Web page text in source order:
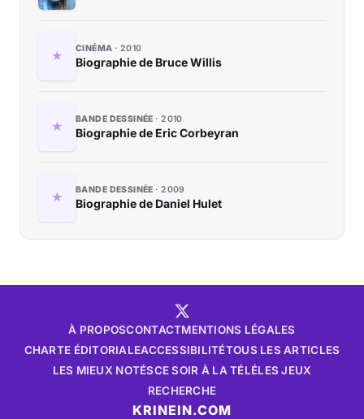
CINÉMA 2010
Biographie de Bruce Willis
BANDE DESSINÉE 2010
Biographie de Eric Corbeyran
BANDE DESSINÉE 2009
Biographie de Daniel Hulet
À PROPOSCONTACTMENTIONS LÉGALES
CHARTE ÉDITORIALEACCESSIBILITÉTOUS LES ARTICLES
LES MIEUX NOTÉSCE SOIR À LA TÉLÉLES JEUX
RECHERCHE
KRINEIN.COM